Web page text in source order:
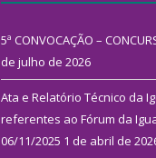
5ª CONVOCAÇÃO –
de julho de 2026
Ata e Relatório Técnico da
referentes ao Fórum da
06/11/2025 1 de abril de